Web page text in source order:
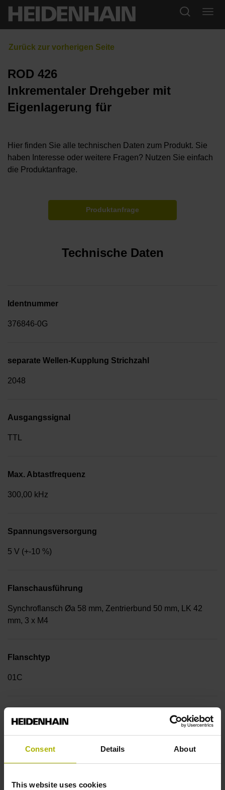
Consent Details About
This website uses cookies
ROD 426
Inkrementaler Drehgeber mit
Eigenlagerung für
Hier finden Sie alle technischen Daten zum Produkt. Sie
haben Interesse oder weitere Fragen? Nutzen Sie einfach
die Produktanfrage.
Produktanfrage
Technische Daten
Identnummer
376846-0G
separate Wellen-Kupplung Strichzahl
2048
Ausgangssignal
TTL
Max. Abtastfrequenz
300,00 kHz
Spannungsversorgung
5 V (+-10 %)
Flanschausführung
Synchroflansch Øa 58 mm, Zentrierbund 50 mm, LK 42
mm, 3 x M4
Flanschtyp
01C
Vollwelle, Durchmesser 6 mm, Länge 9,5 mm